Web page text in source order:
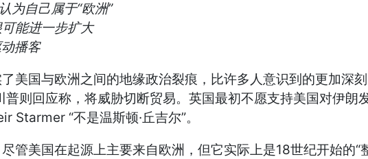
为自己属于“欧洲”
能进一步扩大
播客
美国与欧洲之间的地缘政治裂痕，比许多人意识到的更加深
普则回应称，将威胁切断贸易。英国最初不愿支持美国对伊
Starmer “不是温斯顿·丘吉尔”。
管美国在起源上主要来自欧洲，但它实际上是18世纪开始的“